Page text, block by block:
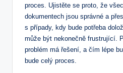
proces. Ujistěte se proto, že
dokumentech jsou správné a
s⁣ případy, kdy bude ⁢potřeba
může být nekonečně frustrující.
problém ‍má řešení,⁢ a ​čím ‍lépe
⁣bude celý proces.